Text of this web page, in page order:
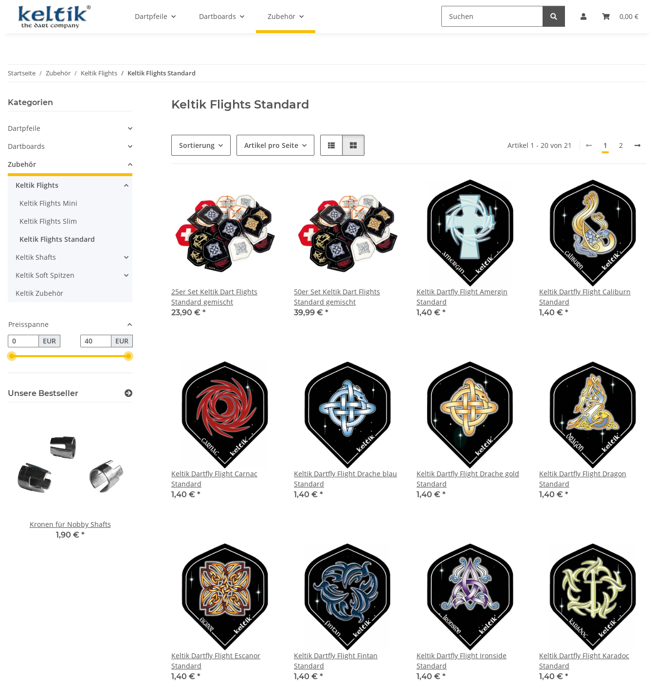
0,00 €
Dartpfeile Dartboards Zubehör
Startseite Zubehör Keltik Flights Keltik Flights Standard
Keltik Flights Standard
Sortierung Artikel pro Seite Artikel 1 - 20 von 21 1 2
25er Set Keltik Dart Flights
Standard gemischt
23,90 € *
50er Set Keltik Dart Flights
Standard gemischt
39,99 € *
Keltik Dartfly Flight Amergin
Standard
1,40 € *
Keltik Dartfly Flight Caliburn
Standard
1,40 € *
Keltik Dartfly Flight Carnac
Standard
1,40 € *
Keltik Dartfly Flight Drache blau
Standard
1,40 € *
Keltik Dartfly Flight Drache gold
Standard
1,40 € *
Keltik Dartfly Flight Dragon
Standard
1,40 € *
Keltik Dartfly Flight Escanor
Standard
1,40 € *
Keltik Dartfly Flight Fintan
Standard
1,40 € *
Keltik Dartfly Flight Ironside
Standard
1,40 € *
Keltik Dartfly Flight Karadoc
Standard
1,40 € *
Kategorien
Dartpfeile
Dartboards
Zubehör
Keltik Flights
Keltik Flights Mini
Keltik Flights Slim
Keltik Flights Standard
Keltik Shafts
Keltik Soft Spitzen
Keltik Zubehör
Preisspanne
EUR
EUR
Unsere Bestseller
Kronen für Nobby Shafts
1,90 € *